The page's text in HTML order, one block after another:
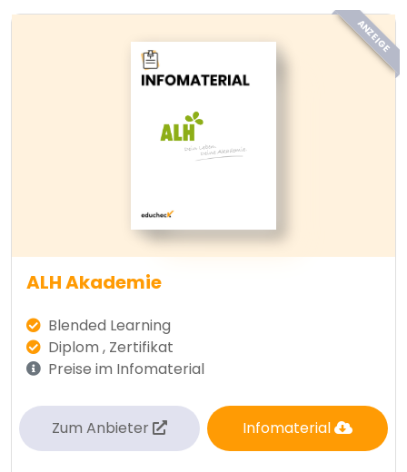
ANZEIGE
ALH Akademie
Blended Learning
Diplom , Zertifikat
Preise im Infomaterial
Zum Anbieter Infomaterial